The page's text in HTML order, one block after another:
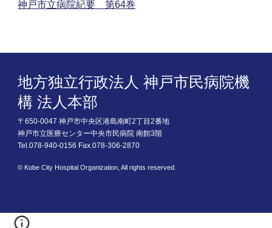
神戸市立病院紀要 第64巻
地方独立行政法人 神戸市民病院機
構 法人本部
〒650-0047 神戸市中央区港島南町2丁目2番地
神戸市立医療センター中央市民病院 南館3階
Tel.078-940-0156 Fax.078-306-2870
© Kobe City Hospital Organization, All rights reserved.